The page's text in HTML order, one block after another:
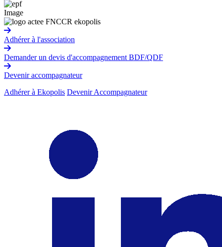
Image
Adhérer à l'association
Demander un devis d'accompagnement BDF/QDF
Devenir accompagnateur
Adhérer à Ekopolis Devenir Accompagnateur